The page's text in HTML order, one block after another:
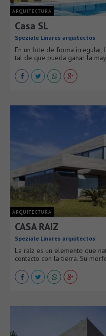
ARQUITECTURA
Casa SL
Speziale Linares arquitectos
En un lote de forma irregular,
tal de que pueda ganar la
ARQUITECTURA
CASA RAIZ
Speziale Linares arquitectos
La raíz es un elemento que
contacto con la tierra. Su